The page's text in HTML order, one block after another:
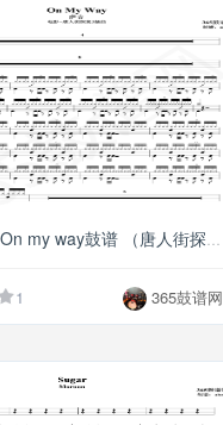
G5
1 365鼓谱网